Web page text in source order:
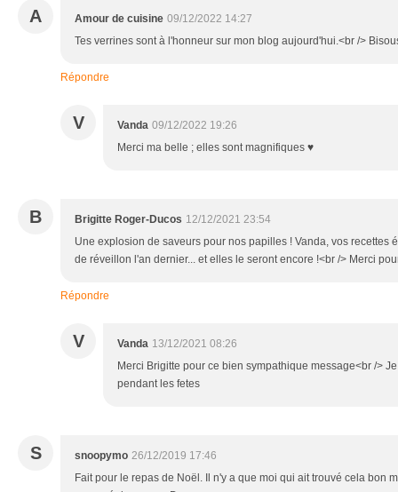
A Amour de cuisine 09/12/2022 14:27
Tes verrines sont à l'honneur sur mon blog aujourd'hui.<br />
Répondre
V Vanda 09/12/2022 19:26
Merci ma belle ; elles sont magnifiques ♥
B Brigitte Roger-Ducos 12/12/2021 23:54
Une explosion de saveurs pour nos papilles ! Vanda, vos recettes
de réveillon l'an dernier... et elles le seront encore !<br /> Merci
Répondre
V Vanda 13/12/2021 08:26
Merci Brigitte pour ce bien sympathique message<br />
pendant les fetes
S snoopymo 26/12/2019 17:46
Fait pour le repas de Noël. Il n'y a que moi qui ait trouvé cela bon